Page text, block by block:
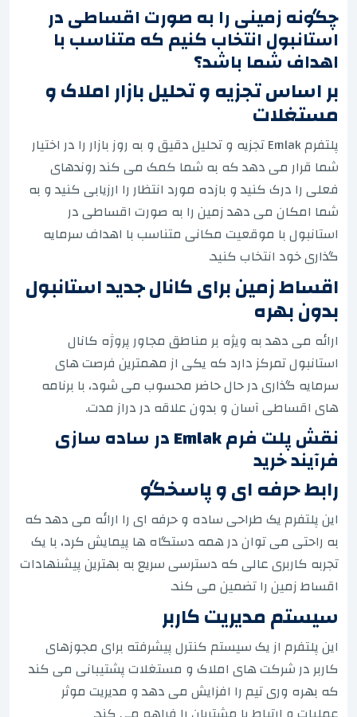
چگونه زمینی را به صورت اقساطی در
استانبول انتخاب کنیم که متناسب با
اهداف شما باشد؟
بر اساس تجزیه و تحلیل بازار املاک و
مستغلات
پلتفرم Emlak تجزیه و تحلیل دقیق و به روز بازار را در اختیار
شما قرار می دهد که به شما کمک می کند روندهای
فعلی را درک کنید و بازده مورد انتظار را ارزیابی کنید و به
شما امکان می دهد زمین را به صورت اقساطی در
استانبول با موقعیت مکانی متناسب با اهداف سرمایه
گذاری خود انتخاب کنید.
اقساط زمین برای کانال جدید استانبول
بدون بهره
ارائه می دهد به ویژه بر مناطق مجاور پروژه کانال
استانبول تمرکز دارد که یکی از مهمترین فرصت های
سرمایه گذاری در حال حاضر محسوب می شود، با برنامه
های اقساطی آسان و بدون علاقه در دراز مدت.
نقش پلت فرم Emlak در ساده سازی
فرآیند خرید
رابط حرفه ای و پاسخگو
این پلتفرم یک طراحی ساده و حرفه ای را ارائه می دهد که
به راحتی می توان در همه دستگاه ها پیمایش کرد، با یک
تجربه کاربری عالی که دسترسی سریع به بهترین پیشنهادات
اقساط زمین را تضمین می کند.
سیستم مدیریت کاربر
این پلتفرم از یک سیستم کنترل پیشرفته برای مجوزهای
کاربر در شرکت های املاک و مستغلات پشتیبانی می کند
که بهره وری تیم را افزایش می دهد و مدیریت موثر